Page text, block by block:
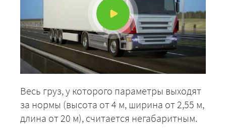
Весь груз, у которого параметры выходят
за нормы (высота от 4 м, ширина от 2,55 м,
длина от 20 м), считается негабаритным.